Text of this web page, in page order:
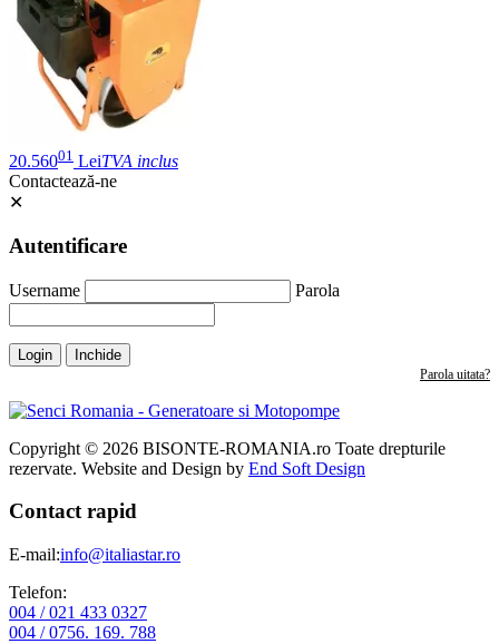
20.56001 LeiTVA inclus
Contactează-ne
✕
Autentificare
Username Parola
Login Inchide
Parola uitata?
Copyright © 2026 BISONTE-ROMANIA.ro Toate drepturile
rezervate. Website and Design by End Soft Design
Contact rapid
E-mail:info@italiastar.ro
Telefon:
004 / 021 433 0327
004 / 0756. 169. 788